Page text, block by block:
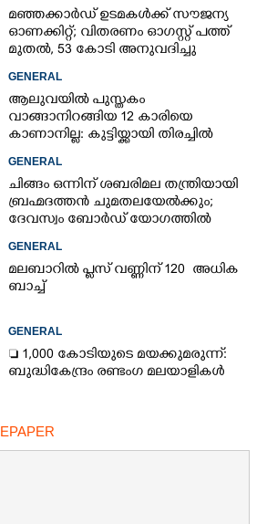
മഞ്ഞക്കാർഡ് ഉടമകൾക്ക് സൗജന്യ
ഓണക്കിറ്റ്; വിതരണം ഓഗസ്റ്റ് പത്ത്
മുതൽ, 53 കോടി അനുവദിച്ചു
GENERAL
ആലുവയിൽ പുസ്തകം
വാങ്ങാനിറങ്ങിയ 12 കാരിയെ
കാണാനില്ല: കുട്ടിയ്ക്കായി തിരച്ചിൽ
GENERAL
ചിങ്ങം ഒന്നിന് ശബരിമല തന്ത്രിയായി
ബ്രഹ്മദത്തൻ ചുമതലയേൽക്കും;
ദേവസ്വം ബോർഡ് യോഗത്തിൽ
തീരുമാനം
GENERAL
മലബാറിൽ പ്ലസ് വണ്ണിന് 120 അധിക
ബാച്ച്
GENERAL
 1,000 കോടിയുടെ മയക്കുമരുന്ന്:
ബുദ്ധികേന്ദ്രം രണ്ടംഗ മലയാളികൾ
EPAPER